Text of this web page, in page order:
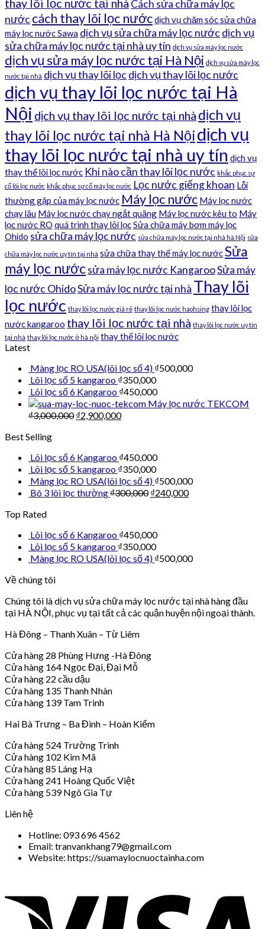
Cách sửa chữa máy lọc
nước cách thay lõi lọc nướcdịch vụ chăm sóc sửa chữa
máy lọc nước Sawa dịch vụ sửa chữa máy lọc nước dịch vụ
sửa chữa máy lọc nước tại nhà uy tín dịch vụ sửa máy lọc nước
dịch vụ sửa máy lọc nước tại Hà Nội dịch vụ sửa máy lọc
nước tại nhà dịch vụ thay lõi lọc dịch vụ thay lõi lọc nước
dịch vụ thay lõi lọc nước tại Hà
Nội dịch vụ thay lõi lọc nước tại nhà dịch vụ
thay lõi lọc nước tại nhà Hà Nộidịch vụ
thay lõi lọc nước tại nhà uy tín dịch vụ
thay thế lõi lọc nước Khi nào cần thay lõi lọc nước khắc phục sự
cố lõi lọc nước khắc phục sự cố máy lọc nước Lọc nước giếng khoan Lỗi
thường gặp của máy lọc nước Máy lọc nước Máy lọc nước
chạy lâu Máy lọc nước chạy ngắt quãng Máy lọc nước kêu to Máy
lọc nước RO quá trình thay lõi lọcSửa chữa máy bơm máy lọc
Ohido sửa chữa máy lọc nước sửa chữa máy lọc nước tại nhà hà Nội sửa
chữa máy lọc nước uy tín tại nhà sửa chữa thay thế máy lọc nướcSửa
máy lọc nướcsửa máy lọc nước KangarooSửa máy
lọc nước OhidoSửa máy lọc nước tại nhà Thay lõi
lọc nước thay lõi lọc nước giá rẻ thay lõi lọc nước haohsing thay lõi lọc
nước kangaroo thay lõi lọc nước tại nhà thay lõi lọc nước uy tín
tại nhà thay lõi lọc nước ở hà nội thay thế lõi lọc nước
Latest
Màng lọc RO USA(lõi lọc số 4) ₫500,000
Lõi lọc số 5 kangaroo ₫350,000
Lõi lọc số 6 Kangaroo ₫450,000
Máy lọc nước TEKCOM
₫3,000,000 ₫2,900,000
Best Selling
Lõi lọc số 6 Kangaroo ₫450,000
Lõi lọc số 5 kangaroo ₫350,000
Màng lọc RO USA(lõi lọc số 4) ₫500,000
Bô 3 lõi lọc thường₫300,000 ₫240,000
Top Rated
Lõi lọc số 6 Kangaroo ₫450,000
Lõi lọc số 5 kangaroo ₫350,000
Màng lọc RO USA(lõi lọc số 4) ₫500,000
Về chúng tôi
Chúng tôi là dịch vụ sửa chữa máy lọc nước tại nhà hàng đầu
tại HÀ NỘI, phục vụ tại tất cả các quận huyện nội ngoại thành.
Hà Đông – Thanh Xuân – Từ Liêm
Cửa hàng 28 Phùng Hưng -Hà Đông
Cửa hàng 164 Ngọc Đại, Đại Mỗ
Cửa hàng 22 cầu dậu
Cửa hàng 135 Thanh Nhàn
Cửa hàng 139 Tam Trinh
Hai Bà Trưng – Ba Đình – Hoàn Kiếm
Cửa hàng 524 Trường Trinh
Cửa hàng 102 Kim Mã
Cửa hàng 85 Láng Hạ
Cửa hàng 241 Hoàng Quốc Việt
Cửa hàng 539 Ngô Gia Tự
Liên hệ
Hotline: 093 696 4562
Email: tranvankhang79@gmail.com
Website: https://suamaylocnuoctainha.com